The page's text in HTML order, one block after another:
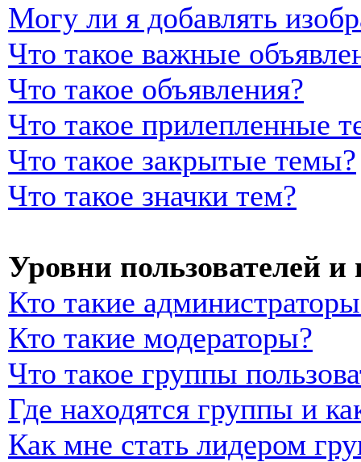
Могу ли я добавлять
Что такое важные
Что такое объявления?
Что такое прилепленные
Что такое закрытые темы?
Что такое значки тем?
Уровни пользователей
Кто такие
Кто такие модераторы?
Что такое группы
Где находятся группы и
Как мне стать лидером